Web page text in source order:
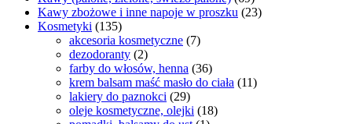
Kawy zbożowe i inne napoje w proszku (23)
Kosmetyki (135)
akcesoria kosmetyczne (7)
dezodoranty (2)
farby do włosów, henna (36)
krem balsam maść masło do ciała (11)
lakiery do paznokci (29)
oleje kosmetyczne, olejki (18)